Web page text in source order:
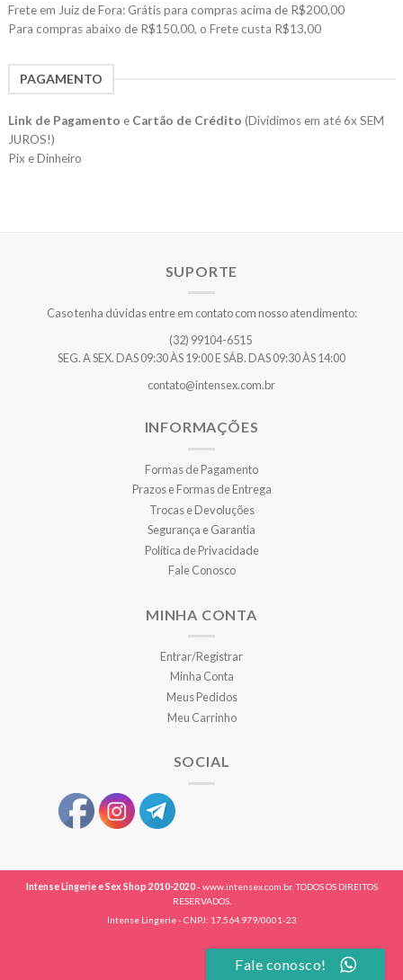
Frete em Juiz de Fora: Grátis para compras acima de R$200,00
Para compras abaixo de R$150,00, o Frete custa R$13,00
PAGAMENTO
Link de Pagamento e Cartão de Crédito (Dividimos em até 6x SEM
JUROS!)
Pix e Dinheiro
SUPORTE
Caso tenha dúvidas entre em contato com nosso atendimento:
(32) 99104-6515
SEG. A SEX. DAS 09:30 ÀS 19:00 E SÁB. DAS 09:30 ÀS 14:00
contato@intensex.com.br
INFORMAÇÕES
Formas de Pagamento
Prazos e Formas de Entrega
Trocas e Devoluções
Segurança e Garantia
Política de Privacidade
Fale Conosco
MINHA CONTA
Entrar/Registrar
Minha Conta
Meus Pedidos
Meu Carrinho
SOCIAL
Intense Lingerie e Sex Shop 2010-2020- www.intensex.com.br. TODOS OS DIREITOS
RESERVADOS.
Intense Lingerie - CNPJ: 17.564.979/0001-23
Fale conosco!